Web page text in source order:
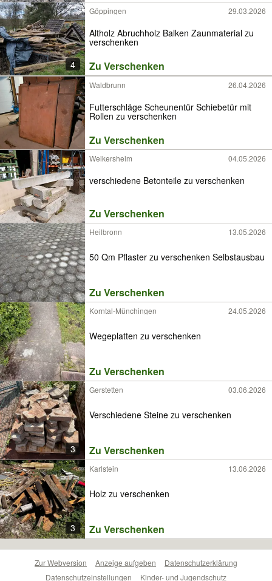
4
Göppingen 29.03.2026
Altholz Abruchholz Balken Zaunmaterial zu
verschenken
Zu Verschenken
Waldbrunn 26.04.2026
Futterschläge Scheunentür Schiebetür mit
Rollen zu verschenken
Zu Verschenken
Weikersheim 04.05.2026
verschiedene Betonteile zu verschenken
Zu Verschenken
Heilbronn 13.05.2026
50 Qm Pflaster zu verschenken Selbstausbau
Zu Verschenken
Korntal-Münchingen 24.05.2026
Wegeplatten zu verschenken
Zu Verschenken
3
Gerstetten 03.06.2026
Verschiedene Steine zu verschenken
Zu Verschenken
3
Karlstein 13.06.2026
Holz zu verschenken
Zu Verschenken
Zur Webversion Anzeige aufgeben
Datenschutzerklärung
Datenschutzeinstellungen
Kinder- und Jugendschutz